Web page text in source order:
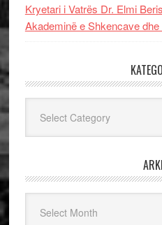
Kryetari i Vatrës Dr. Elmi
Akademinë e Shkencave